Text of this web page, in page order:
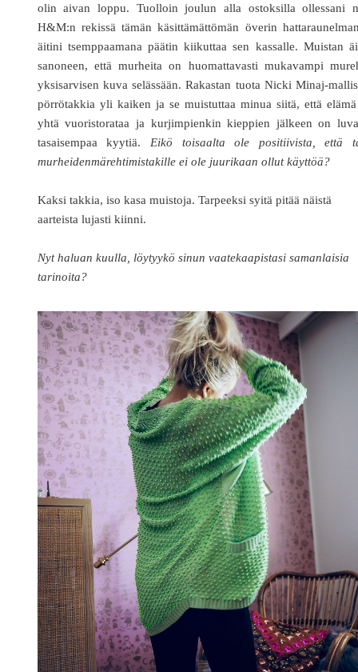
olin aivan loppu. Tuolloin joulun alla ostoksilla ollessani
H&M:n rekissä tämän käsittämättömän överin
äitini tsemppaamana päätin kiikuttaa sen kassalle. Muistan
sanoneen, että murheita on huomattavasti mukavampi
yksisarvisen kuva selässään. Rakastan tuota Nicki Minaj-
pörrötakkia yli kaiken ja se muistuttaa minua siitä, että
yhtä vuoristorataa ja kurjimpienkin kieppien jälkeen on
tasaisempaa kyytiä. Eikö toisaalta ole positiivista, että
murheidenmärehtimistakille ei ole juurikaan ollut käyttöä?
Kaksi takkia, iso kasa muistoja. Tarpeeksi syitä pitää näistä
aarteista lujasti kiinni.
Nyt haluan kuulla, löytyykö sinun vaatekaapistasi samanlaisia
tarinoita?